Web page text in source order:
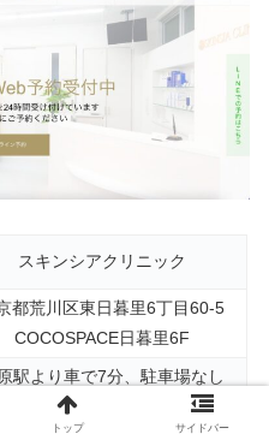
スキンシアクリニック
都荒川区東日暮里6丁目60-5
COCOSPACE日暮里6F
駅より車で7分、駐車場なし
0120-101-713
トップ サイドバー